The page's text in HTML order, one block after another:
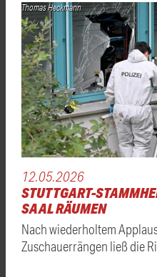
Thomas Heckmann
12.05.2026
STUTTGART-
SAAL RÄUMEN
Nach wiederholtem
Zuschauerrängen ließ die